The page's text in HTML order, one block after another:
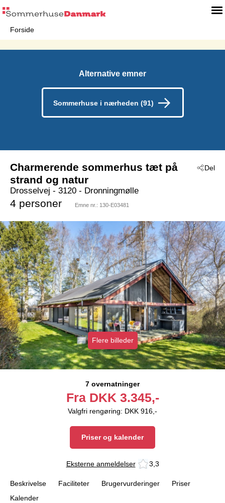
Forside
Alternative emner
Sommerhuse i nærheden (91)
Del
Charmerende sommerhus tæt på
strand og natur
Drosselvej - 3120 - Dronningmølle
4 personer Emne nr.: 130-E03481
Flere billeder
7 overnatninger
Fra DKK 3.345,-
Valgfri rengøring: DKK 916,-
Priser og kalender
Eksterne anmeldelser 3,3
Beskrivelse Faciliteter Brugervurderinger
Priser
Kalender